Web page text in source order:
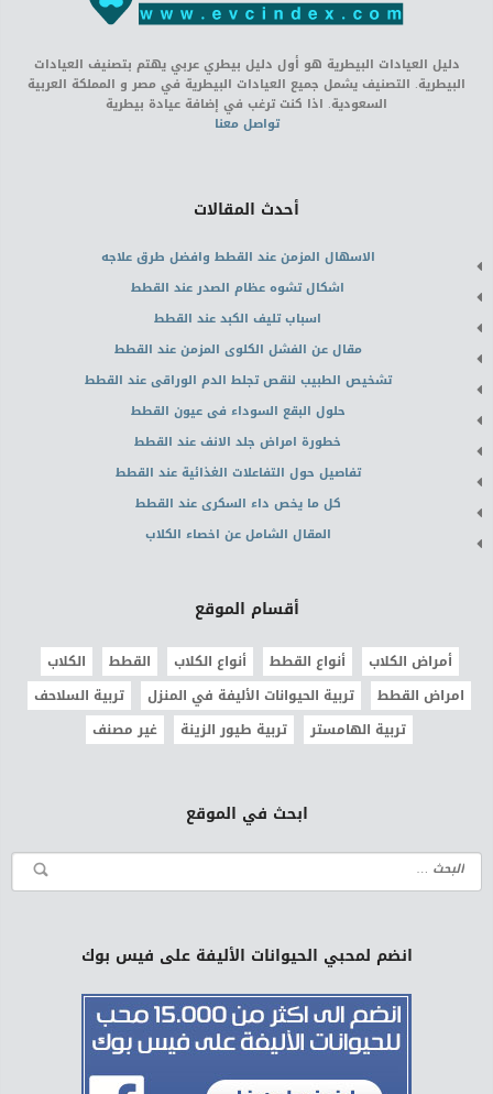
دليل العيادات البيطرية هو أول دليل بيطري عربي يهتم بتصنيف العيادات
البيطرية. التصنيف يشمل جميع العيادات البيطرية في مصر و المملكة العربية
السعودية. اذا كنت ترغب في إضافة عيادة بيطرية
تواصل معنا
أحدث المقالات
الاسهال المزمن عند القطط وافضل طرق علاجه
اشكال تشوه عظام الصدر عند القطط
اسباب تليف الكبد عند القطط
مقال عن الفشل الكلوى المزمن عند القطط
تشخيص الطبيب لنقص تجلط الدم الوراقى عند القطط
حلول البقع السوداء فى عيون القطط
خطورة امراض جلد الانف عند القطط
تفاصيل حول التفاعلات الغذائية عند القطط
كل ما يخص داء السكرى عند القطط
المقال الشامل عن اخصاء الكلاب
أقسام الموقع
أمراض الكلاب أنواع القطط أنواع الكلاب القطط
الكلاب
امراض القطط
تربية الحيوانات الأليفة في المنزل
تربية السلاحف
تربية الهامستر
تربية طيور الزينة غير مصنف
ابحث في الموقع
انضم لمحبي الحيوانات الأليفة على فيس بوك